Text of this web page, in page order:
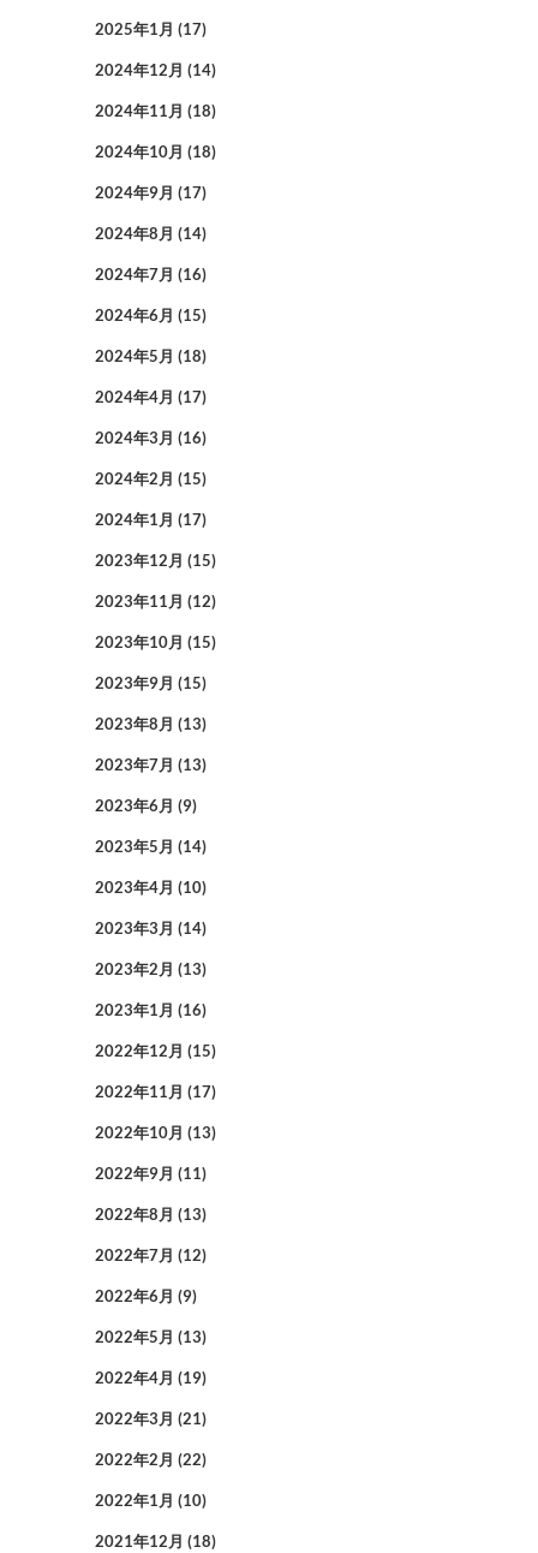
2025年1月 (17)
2024年12月 (14)
2024年11月 (18)
2024年10月 (18)
2024年9月 (17)
2024年8月 (14)
2024年7月 (16)
2024年6月 (15)
2024年5月 (18)
2024年4月 (17)
2024年3月 (16)
2024年2月 (15)
2024年1月 (17)
2023年12月 (15)
2023年11月 (12)
2023年10月 (15)
2023年9月 (15)
2023年8月 (13)
2023年7月 (13)
2023年6月 (9)
2023年5月 (14)
2023年4月 (10)
2023年3月 (14)
2023年2月 (13)
2023年1月 (16)
2022年12月 (15)
2022年11月 (17)
2022年10月 (13)
2022年9月 (11)
2022年8月 (13)
2022年7月 (12)
2022年6月 (9)
2022年5月 (13)
2022年4月 (19)
2022年3月 (21)
2022年2月 (22)
2022年1月 (10)
2021年12月 (18)